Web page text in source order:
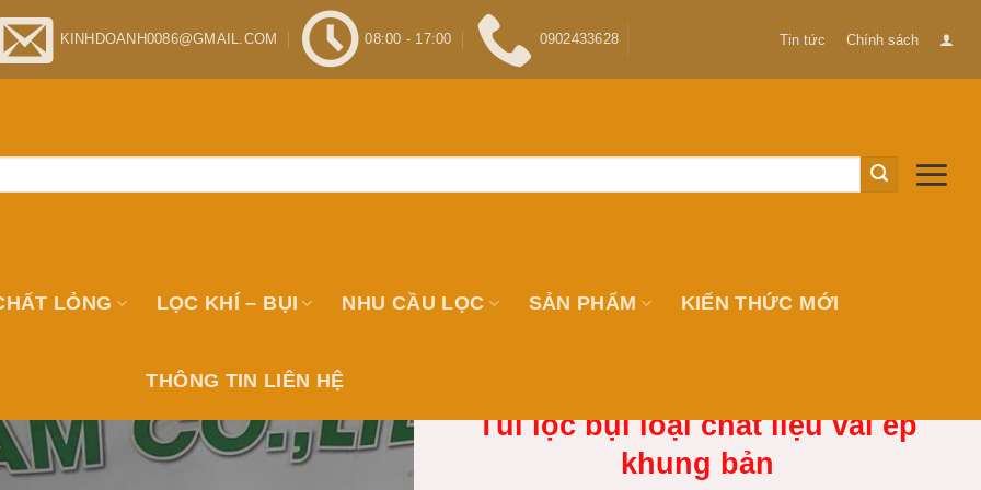
KINHDOANH0086@GMAIL.COM 08:00 - 17:00 0902433628 Tin tức Chính sách
LỎNG LỌC KHÍ – BỤI NHU CẦU LỌC SẢN PHẨM KIẾN THỨC MỚI
THÔNG TIN LIÊN HỆ
Túi lọc bụi loại chất liệu vải ép
khung bản